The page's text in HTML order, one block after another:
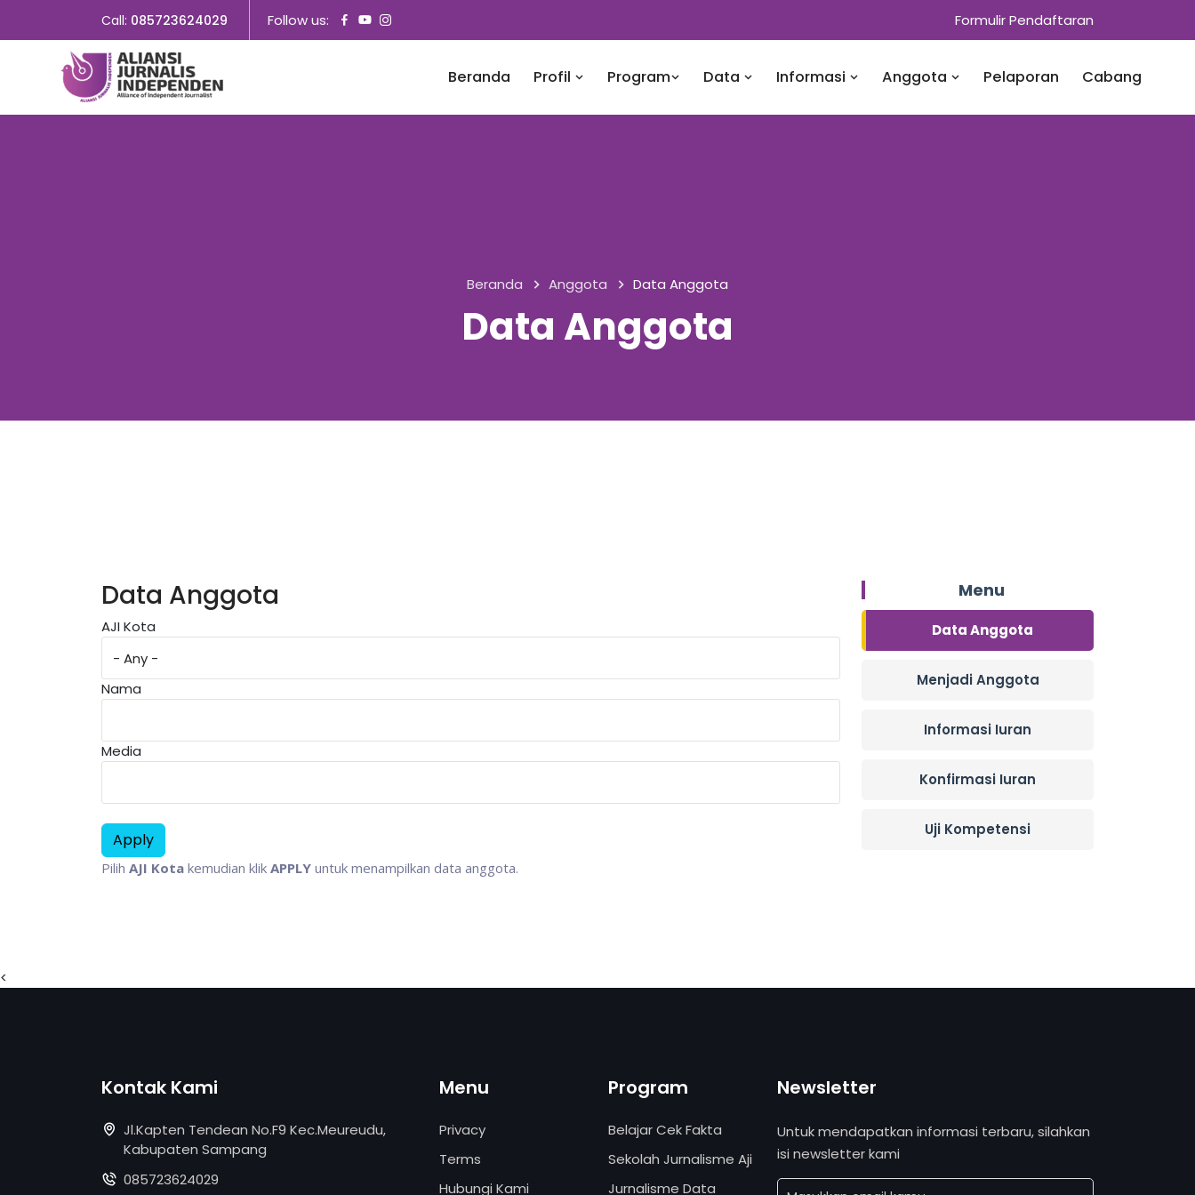
Call: 085723624029 Follow us: Formulir Pendaftaran
Beranda Profil Program Data Informasi Anggota Pelaporan Cabang
Beranda Anggota Data Anggota
Data Anggota
Data Anggota
AJI Kota
Nama
Media
Pilih AJI Kota kemudian klik APPLY untuk menampilkan data anggota.
Menu
Data Anggota
Menjadi Anggota
Informasi Iuran
Konfirmasi Iuran
Uji Kompetensi
<
Kontak Kami
Jl.Kapten Tendean No.F9 Kec.Meureudu,
Kabupaten Sampang
085723624029
Menu
Privacy
Terms
Hubungi Kami
Program
Belajar Cek Fakta
Sekolah Jurnalisme Aji
Jurnalisme Data
Newsletter
Untuk mendapatkan informasi terbaru, silahkan
isi newsletter kami